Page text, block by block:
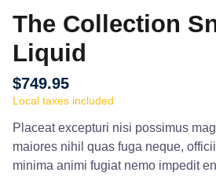
The Collection
Liquid
$749.95
Local taxes included
Placeat excepturi nisi possimus
maiores nihil quas fuga neque,
minima animi fugiat nemo impedit